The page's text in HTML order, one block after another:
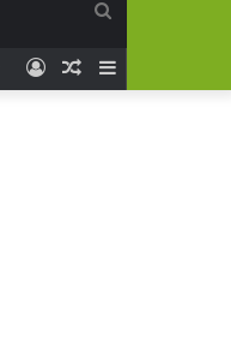
Random
Log